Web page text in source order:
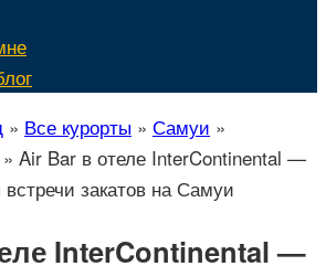
» Все курорты » Самуи »
» Air Bar в отеле InterContinental —
закатов на Самуи
InterContinental —